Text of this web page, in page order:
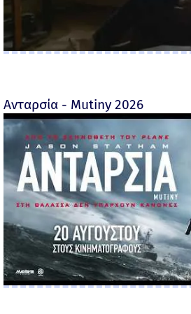
Ανταρσία - Mutiny 2026